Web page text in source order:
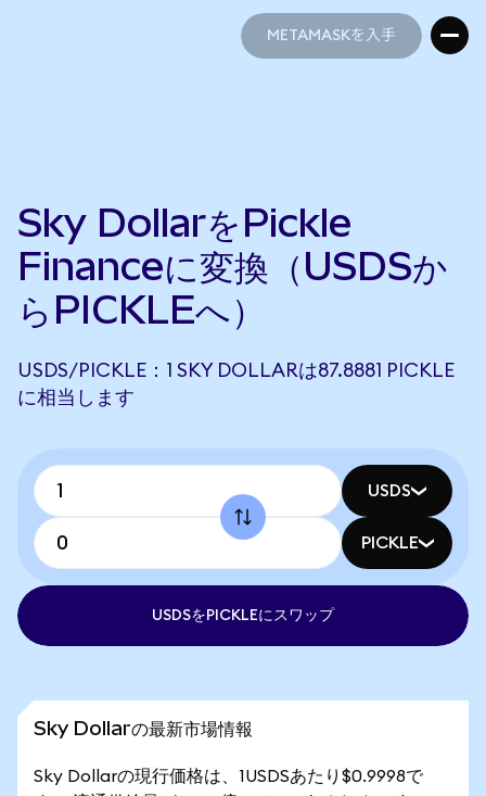
METAMASKを入手
Sky DollarをPickle
Financeに変換（USDSか
らPICKLEへ）
USDS/PICKLE：1 SKY DOLLARは87.8881 PICKLE
に相当します
USDS
PICKLE
USDSをPICKLEにスワップ
Sky Dollarの最新市場情報
Sky Dollarの現行価格は、1USDSあたり$0.9998で